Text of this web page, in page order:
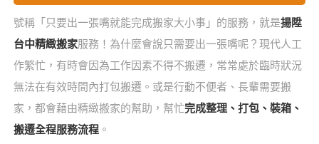
號稱「只要出一張嘴就能完成搬家大小事」的服務，就是揚陞
台中精緻搬家服務！為什麼會說只需要出一張嘴呢？現代人工
作繁忙，有時會因為工作因素不得不搬遷，常常處於臨時狀況
無法在有效時間內打包搬遷。或是行動不便者、長輩需要搬
家，都會藉由精緻搬家的幫助，幫忙完成整理、打包、裝箱、
搬遷全程服務流程。